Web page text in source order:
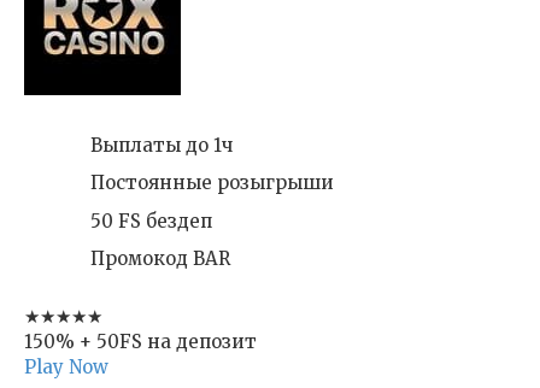
Выплаты до 1ч
Постоянные розыгрыши
50 FS бездеп
Промокод BAR
★★★★★
150% + 50FS на депозит
Play Now